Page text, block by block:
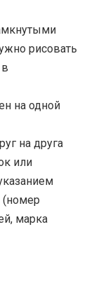
рисовать
на одной
на друга
или
марка